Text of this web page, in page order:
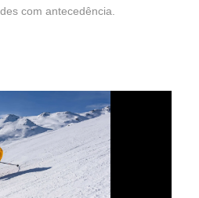
com antecedência.